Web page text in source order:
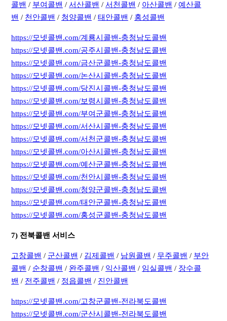
콜밴 / 부여콜밴 /서산콜밴 /서천콜밴 / 아산콜밴 /예산콜
밴 / 천안콜밴 / 청양콜밴 /태안콜밴 / 홍성콜밴
https://모넷콜밴.com/계룡시콜밴-충청남도콜밴
https://모넷콜밴.com/공주시콜밴-충청남도콜밴
https://모넷콜밴.com/금산군콜밴-충청남도콜밴
https://모넷콜밴.com/논산시콜밴-충청남도콜밴
https://모넷콜밴.com/당진시콜밴-충청남도콜밴
https://모넷콜밴.com/보령시콜밴-충청남도콜밴
https://모넷콜밴.com/부여군콜밴-충청남도콜밴
https://모넷콜밴.com/서산시콜밴-충청남도콜밴
https://모넷콜밴.com/서천군콜밴-충청남도콜밴
https://모넷콜밴.com/아산시콜밴-충청남도콜밴
https://모넷콜밴.com/예산군콜밴-충청남도콜밴
https://모넷콜밴.com/천안시콜밴-충청남도콜밴
https://모넷콜밴.com/청양군콜밴-충청남도콜밴
https://모넷콜밴.com/태안군콜밴-충청남도콜밴
https://모넷콜밴.com/홍성군콜밴-충청남도콜밴
7) 전북콜밴 서비스
고창콜밴 / 군산콜밴 / 김제콜밴 / 남원콜밴 / 무주콜밴 / 부안
콜밴 / 순창콜밴 / 완주콜밴 / 익산콜밴 / 임실콜밴 / 장수콜
밴 / 전주콜밴 / 정읍콜밴 / 진안콜밴
https://모넷콜밴.com/고창군콜밴-전라북도콜밴
https://모넷콜밴.com/군산시콜밴-전라북도콜밴